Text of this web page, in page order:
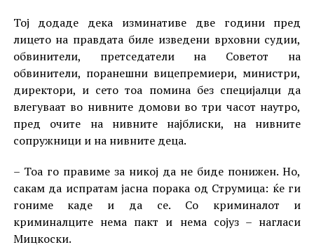
Тој додаде дека изминативе две години пред
лицето на правдата биле изведени врховни судии,
обвинители, претседатели на Советот на
обвинители, поранешни вицепремиери, министри,
директори, и сето тоа помина без специјалци да
влегуваат во нивните домови во три часот наутро,
пред очите на нивните најблиски, на нивните
сопружници и на нивните деца.
– Тоа го правиме за никој да не биде понижен. Но,
сакам да испратам јасна порака од Струмица: ќе ги
гониме каде и да се. Со криминалот и
криминалците нема пакт и нема сојуз – нагласи
Мицкоски.